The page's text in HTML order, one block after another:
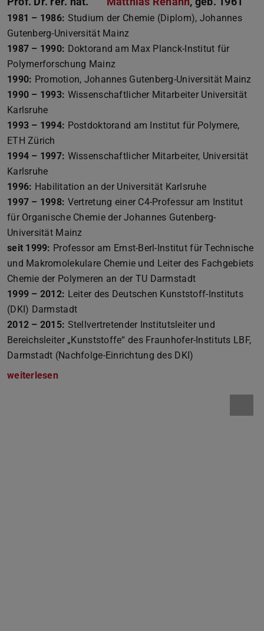
1981 – 1986: Studium der Chemie (Diplom), Johannes
Gutenberg-Universität Mainz
1987 – 1990: Doktorand am Max Planck-Institut für
Polymerforschung Mainz
1990: Promotion, Johannes Gutenberg-Universität Mainz
1990 – 1993: Wissenschaftlicher Mitarbeiter Universität
Karlsruhe
1993 – 1994: Postdoktorand am Institut für Polymere,
ETH Zürich
1994 – 1997: Wissenschaftlicher Mitarbeiter, Universität
Karlsruhe
1996: Habilitation an der Universität Karlsruhe
1997 – 1998: Vertretung einer C4-Professur am Institut
für Organische Chemie der Johannes Gutenberg-
Universität Mainz
seit 1999: Professor am Ernst-Berl-Institut für Technische
und Makromolekulare Chemie und Leiter des Fachgebiets
Chemie der Polymeren an der TU Darmstadt
1999 – 2012: Leiter des Deutschen Kunststoff-Instituts
(DKI) Darmstadt
2012 – 2015: Stellvertretender Institutsleiter und
Bereichsleiter „Kunststoffe“ des Fraunhofer-Instituts LBF,
Darmstadt (Nachfolge-Einrichtung des DKI)
weiterlesen